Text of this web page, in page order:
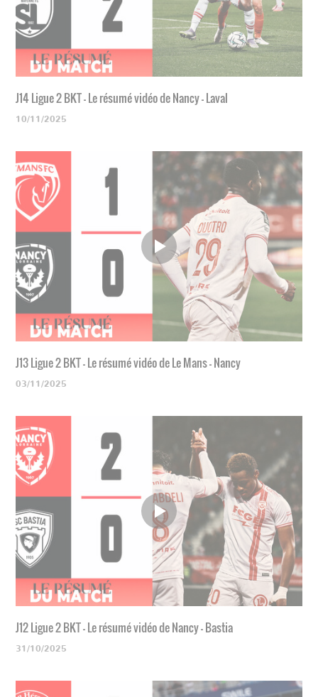
J14 Ligue 2 BKT - Le résumé vidéo de Nancy - Laval
10/11/2025
J13 Ligue 2 BKT - Le résumé vidéo de Le Mans - Nancy
03/11/2025
J12 Ligue 2 BKT - Le résumé vidéo de Nancy - Bastia
31/10/2025